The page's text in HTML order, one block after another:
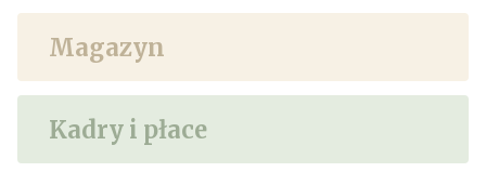
Magazyn
Kadry i płace